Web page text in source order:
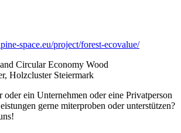
space.eu/project/forest-ecovalue/
Circular Economy Wood
Holzcluster Steiermark
oder ein Unternehmen oder eine Privatperson
gerne miterproben oder unterstützen?